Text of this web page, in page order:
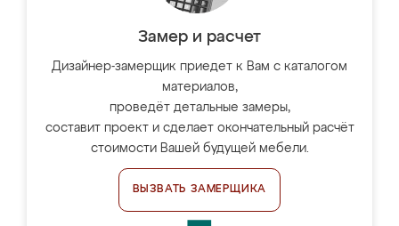
Замер и расчет
Дизайнер-замерщик приедет к Вам с каталогом
материалов,
проведёт детальные замеры,
составит проект и сделает окончательный расчёт
стоимости Вашей будущей мебели.
ВЫЗВАТЬ ЗАМЕРЩИКА